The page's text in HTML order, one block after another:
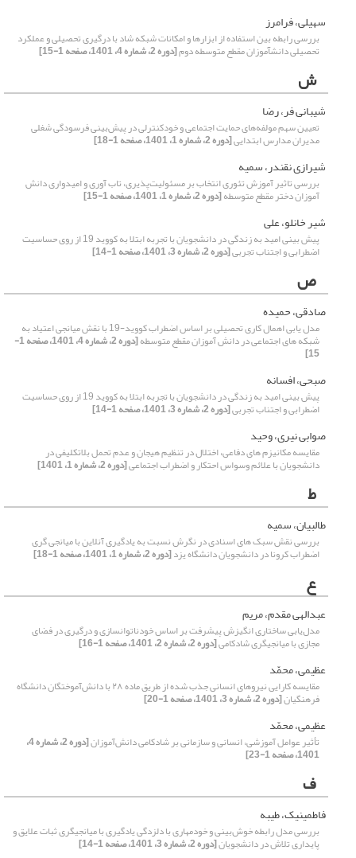
سهیلی، فرامرز
بررسی رابطه بین استفاده از ابزارها و امکانات شبکه شاد با درگیری تحصیلی و عملکرد
تحصیلی دانش‎آموزان مقطع متوسطه دوم [دوره 2، شماره 4، 1401، صفحه 1-15]
ش
شیبانی فر، رضا
تعیین سهم مولفه‌های حمایت اجتماعی و خودکنترلی در پیش‌بینی فرسودگی شغلی
مدیران مدارس ابتدایی[دوره 2، شماره 1، 1401، صفحه 1-18]
شیرازی نقندر، سمیه
بررسی تاثیر آموزش تئوری انتخاب بر مسئولیت‌پذیری، تاب آوری و امیدواری دانش
آموزان دختر مقطع متوسطه[دوره 2، شماره 1، 1401، صفحه 1-15]
شیر خانلو، علی
پیش بینی امید به زندگی در دانشجویان با تجربه ابتلا به کووید 19 از روی حساسیت
اضطرابی و اجتناب تجربی[دوره 2، شماره 3، 1401، صفحه 1-14]
ص
صادقی، حمیده
مدل یابی اهمال کاری تحصیلی بر اساس اضطراب کووید-19 با نقش میانجی اعتیاد به
شبکه های اجتماعی در دانش آموزان مقطع متوسطه [دوره 2، شماره 4، 1401، صفحه 1-
15]
صبحی، افسانه
پیش بینی امید به زندگی در دانشجویان با تجربه ابتلا به کووید 19 از روی حساسیت
اضطرابی و اجتناب تجربی[دوره 2، شماره 3، 1401، صفحه 1-14]
صوابی نیری، وحید
مقایسه مکانیزم های دفاعی، اختلال در تنظیم هیجان و عدم تحمل بلاتکلیفی در
دانشجویان با علائم وسواس احتکار و اضطراب اجتماعی[دوره 2، شماره 1، 1401]
ط
طالبیان، سمیه
بررسی نقش سبک های اسنادی در نگرش نسبت به یادگیری آنلاین با میانجی گری
اضطراب کرونا در دانشجویان دانشگاه یزد[دوره 2، شماره 1، 1401، صفحه 1-18]
ع
عبدالهی مقدم، مریم
مدل‌یابی ساختاری انگیزش پیشرفت بر اساس خودناتوان‎سازی و درگیری در فضای
مجازی با میانجی‎گری شادکامی [دوره 2، شماره 2، 1401، صفحه 1-16]
عظیمی، محمّد
مقایسه کارایی نیروهای انسانی جذب شده از طریق ماده ۲۸ با دانش‌آموختگان دانشگاه
فرهنگیان[دوره 2، شماره 3، 1401، صفحه 1-20]
عظیمی، محمّد
تأثیر عوامل آموزشی، انسانی و سازمانی بر شادکامی دانش‌آموزان [دوره 2، شماره 4،
1401، صفحه 1-23]
ف
فاطمینیک، طیبه
بررسی مدل رابطه خوش‌بینی و خودمهاری با دلزدگی یادگیری با میانجیگری ثبات علایق و
پایداری تلاش در دانشجویان[دوره 2، شماره 3، 1401، صفحه 1-14]